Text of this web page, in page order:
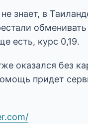
знает, в
есть, курс 0,19.
оказался без
придет